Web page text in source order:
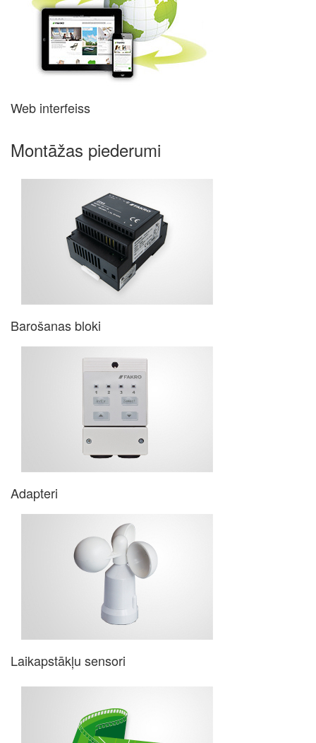
Web interfeiss
Montāžas piederumi
Barošanas bloki
Adapteri
Laikapstākļu sensori